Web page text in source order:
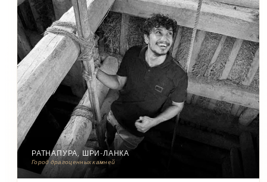
РАТНАПУРА, ШРИ-ЛАНКА
Город драгоценных камней